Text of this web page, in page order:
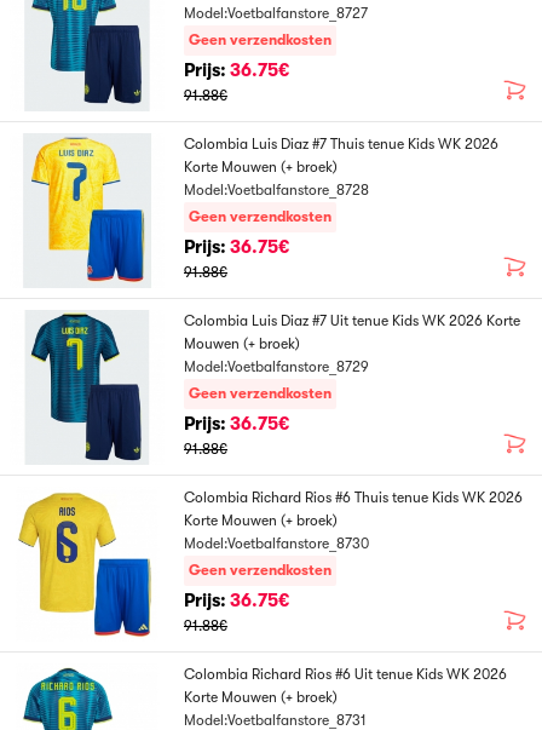
Model:Voetbalfanstore_8727
Geen verzendkosten
Prijs: 36.75€
91.88€
Colombia Luis Diaz #7 Thuis tenue Kids WK 2026
Korte Mouwen (+ broek)
Model:Voetbalfanstore_8728
Geen verzendkosten
Prijs: 36.75€
91.88€
Colombia Luis Diaz #7 Uit tenue Kids WK 2026 Korte
Mouwen (+ broek)
Model:Voetbalfanstore_8729
Geen verzendkosten
Prijs: 36.75€
91.88€
Colombia Richard Rios #6 Thuis tenue Kids WK 2026
Korte Mouwen (+ broek)
Model:Voetbalfanstore_8730
Geen verzendkosten
Prijs: 36.75€
91.88€
Colombia Richard Rios #6 Uit tenue Kids WK 2026
Korte Mouwen (+ broek)
Model:Voetbalfanstore_8731